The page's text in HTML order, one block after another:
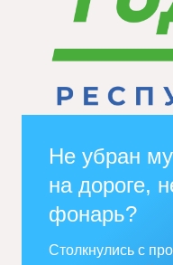
Не убран
на дороге,
фонарь?
Столкнулись с